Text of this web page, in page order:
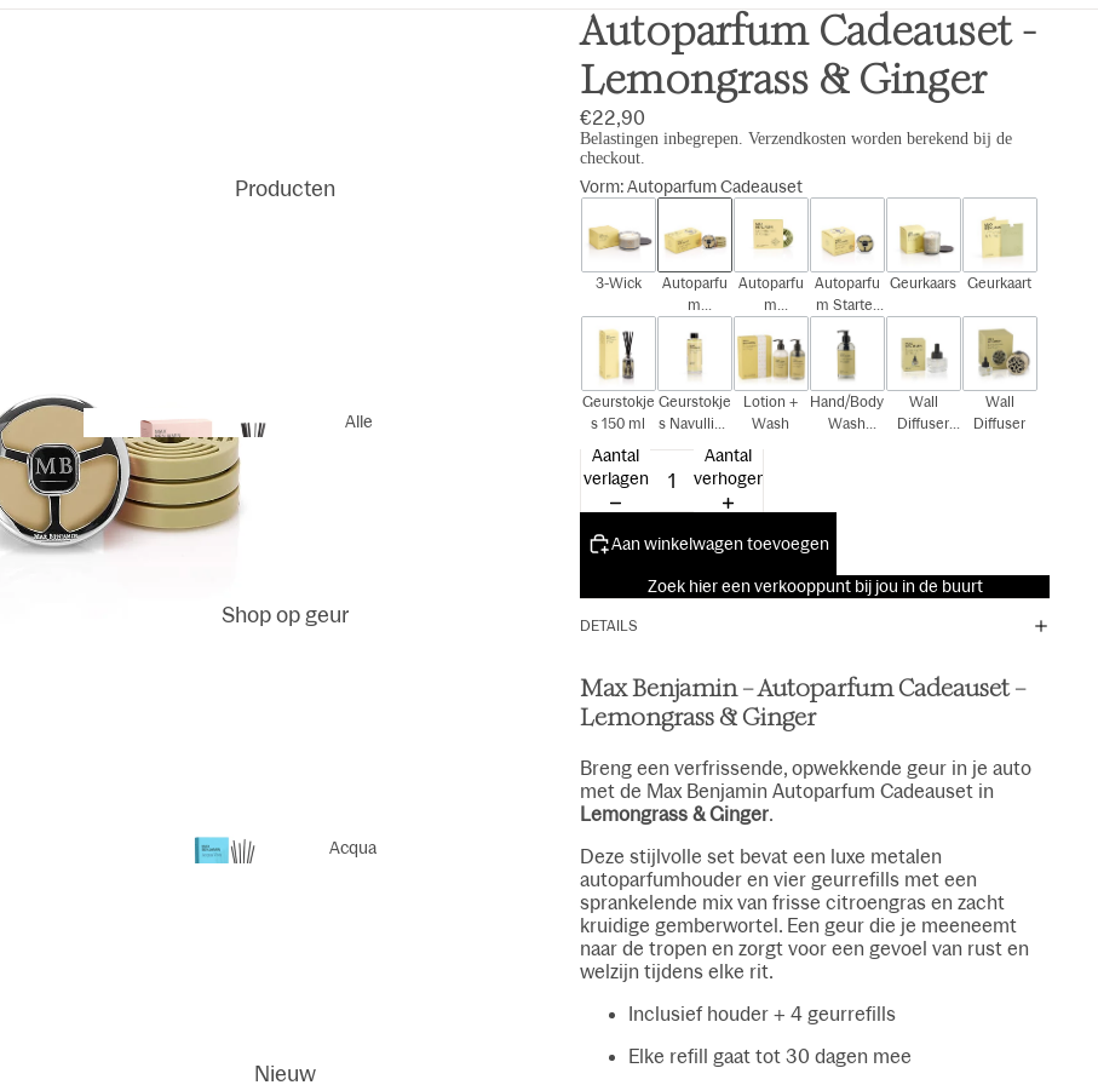
Producten
Alle
Geurstok
Shop op geur
Acqua
Nieuw
Autoparfum Cadeauset -
Lemongrass & Ginger
€22,90
Belastingen inbegrepen. Verzendkosten worden berekend bij de
checkout.
Vorm:Autoparfum Cadeauset
3-Wick
Autoparfu
m
Autoparfu
m
Autoparfu
m Starter
Kit
Geurkaars Geurkaart
Geurstokje
s 150 ml
Geurstokje
s Navulling
150 ml
Lotion +
Wash
Hand/Body
Wash
Wall
Diffuser
Wall
Diffuser
Aantal
verlagen
Aantal
verhogen
Aan winkelwagen toevoegen
Zoek hier een verkooppunt bij jou in de buurt
DETAILS
Max Benjamin – Autoparfum Cadeauset –
Lemongrass & Ginger
Breng een verfrissende, opwekkende geur in je auto
met de Max Benjamin Autoparfum Cadeauset in
Lemongrass & Ginger.
Deze stijlvolle set bevat een luxe metalen
autoparfumhouder en vier geurrefills met een
sprankelende mix van frisse citroengras en zacht
kruidige gemberwortel. Een geur die je meeneemt
naar de tropen en zorgt voor een gevoel van rust en
welzijn tijdens elke rit.
Inclusief houder + 4 geurrefills
Elke refill gaat tot 30 dagen mee